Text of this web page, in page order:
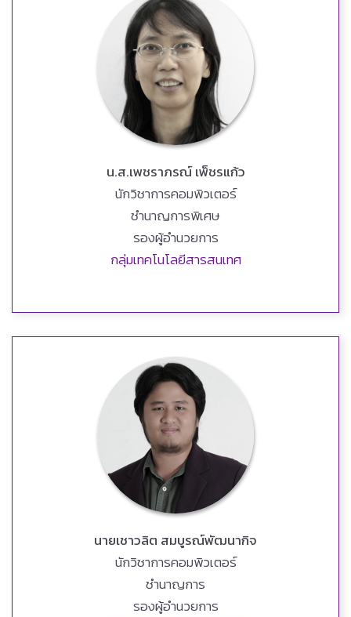
น.ส.เพชราภรณ์ เพ็ชรแก้ว
นักวิชาการคอมพิวเตอร์
ชำนาญการพิเศษ
รองผู้อำนวยการ
กลุ่มเทคโนโลยีสารสนเทศ
นายเชาวลิต สมบูรณ์พัฒนากิจ
นักวิชาการคอมพิวเตอร์
ชำนาญการ
รองผู้อำนวยการ